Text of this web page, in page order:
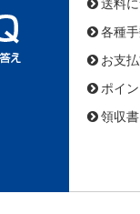
送料
各種
お支
ポイ
領収